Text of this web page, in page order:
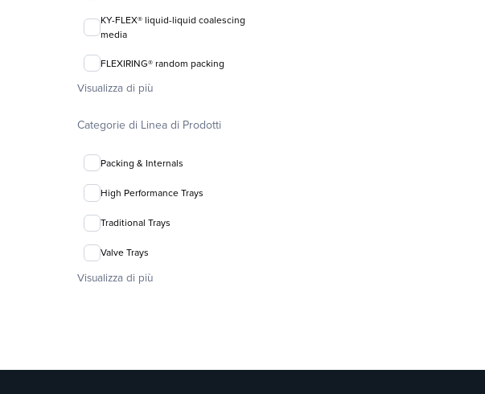
KY-FLEX® liquid-liquid coalescing
media
FLEXIRING® random packing
Visualizza di più
Categorie di Linea di Prodotti
Packing & Internals
High Performance Trays
Traditional Trays
Valve Trays
Visualizza di più